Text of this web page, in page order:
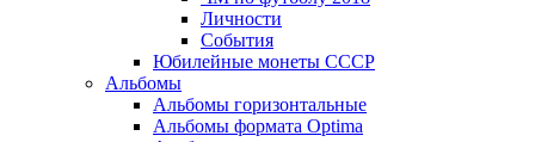
Личности
События
Юбилейные монеты СССР
Альбомы
Альбомы горизонтальные
Альбомы формата Optima